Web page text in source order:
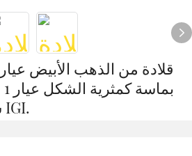
شوكات، مع شهادة IGI.